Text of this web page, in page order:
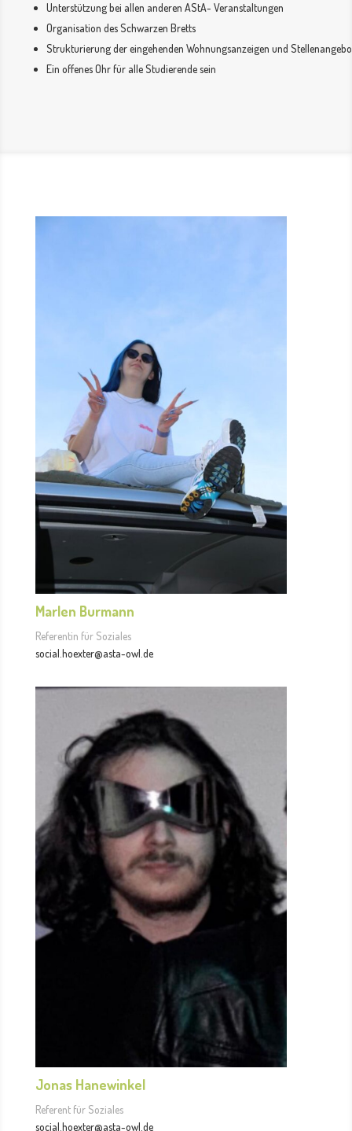
Unterstützung bei allen anderen AStA- Veranstaltungen
Organisation des Schwarzen Bretts
Strukturierung der eingehenden Wohnungsanzeigen und
Ein offenes Ohr für alle Studierende sein
Marlen Burmann
Referentin für Soziales
social.hoexter@asta-owl.de
Jonas Hanewinkel
Referent für Soziales
social.hoexter@asta-owl.de